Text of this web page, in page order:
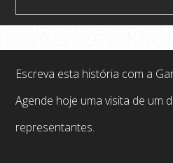
Escreva esta história com a
Agende hoje uma visita de um
representantes.